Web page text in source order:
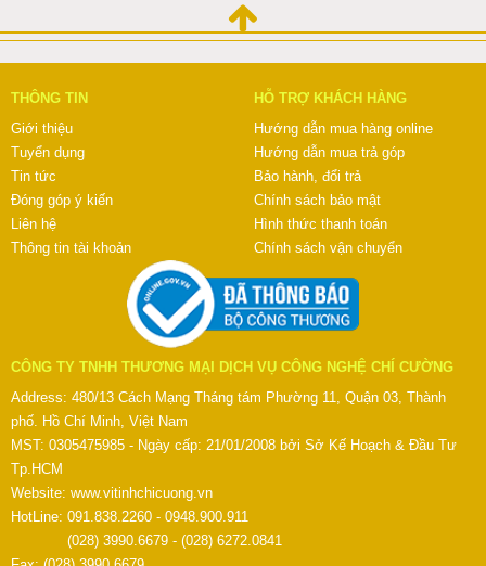
THÔNG TIN
Giới thiệu
Tuyển dụng
Tin tức
Đóng góp ý kiến
Liên hệ
Thông tin tài khoản
HỖ TRỢ KHÁCH HÀNG
Hướng dẫn mua hàng online
Hướng dẫn mua trả góp
Bảo hành, đổi trả
Chính sách bảo mật
Hình thức thanh toán
Chính sách vận chuyển
CÔNG TY TNHH THƯƠNG MẠI DỊCH VỤ CÔNG NGHỆ CHÍ CƯỜNG
Address: 480/13 Cách Mạng Tháng tám Phường 11, Quận 03, Thành
phố. Hồ Chí Minh, Việt Nam
MST: 0305475985 - Ngày cấp: 21/01/2008 bởi Sở Kế Hoạch & Đầu Tư
Tp.HCM
Website: www.vitinhchicuong.vn
HotLine: 091.838.2260 - 0948.900.911
(028) 3990.6679 - (028) 6272.0841